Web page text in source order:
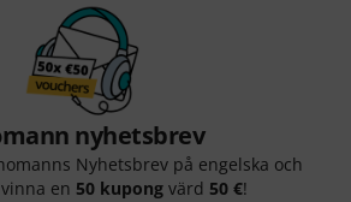
nyhetsbrev
Nyhetsbrev på engelska och
en 50 kupong värd 50 €!